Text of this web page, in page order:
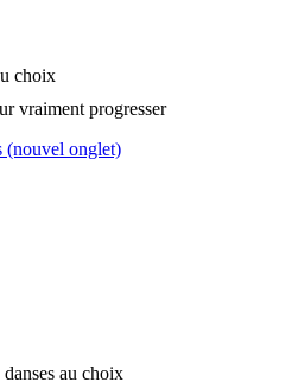
choix
vraiment progresser
(nouvel onglet)
au choix